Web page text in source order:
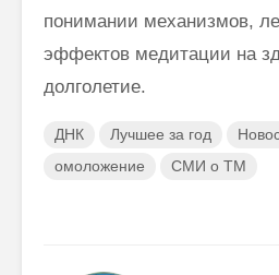
понимании механизмов,
эффектов медитации на
долголетие.
ДНК Лучшее за год
омоложение
СМИ о ТМ